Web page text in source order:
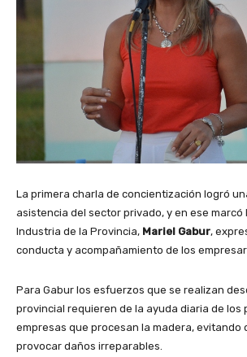
La primera charla de concientización logró
asistencia del sector privado, y en ese marcó
Industria de la Provincia, Mariel Gabur,
conducta y acompañamiento de los
Para Gabur los esfuerzos que se realizan
provincial requieren de la ayuda diaria de los
empresas que procesan la madera, evitando
provocar daños irreparables.